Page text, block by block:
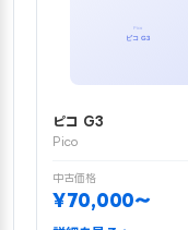
ピコ G3
Pico
中古価格
¥70,000〜